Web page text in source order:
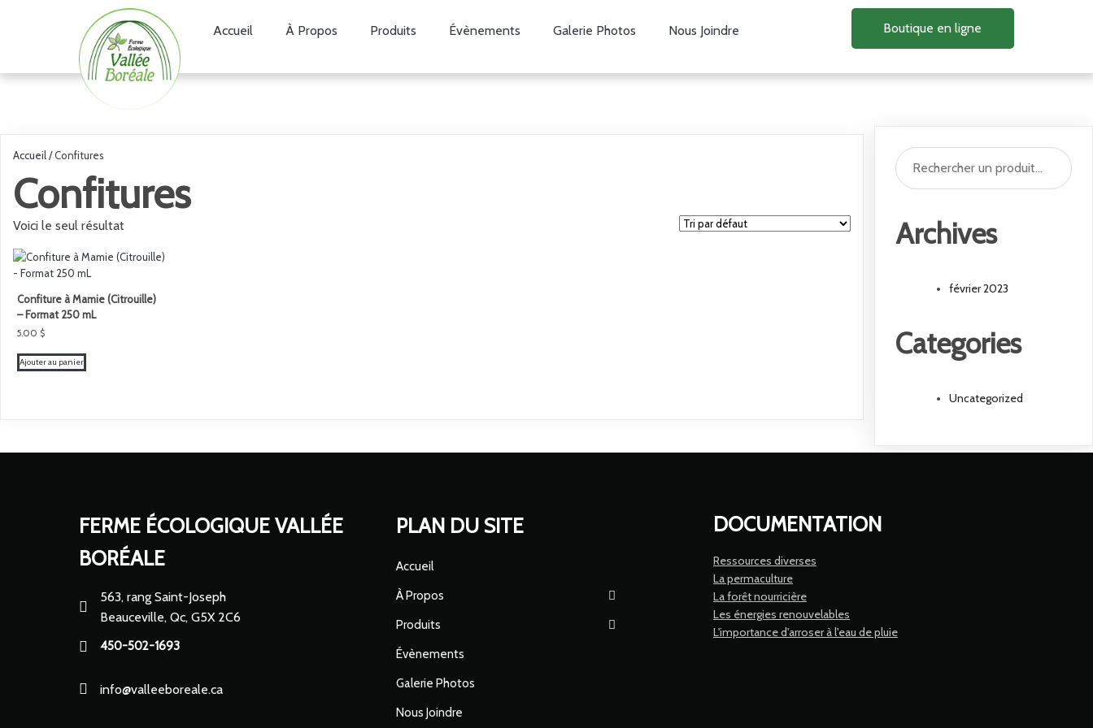
Accueil À Propos Produits Évènements Galerie Photos Nous Joindre Boutique en ligne
Accueil/ Confitures
Confitures
Voici le seul résultat
Confiture à Mamie (Citrouille)
– Format 250 mL
5.00 $
Ajouter au panier
Archives
février 2023
Categories
Uncategorized
FERME ÉCOLOGIQUE VALLÉE
BORÉALE
563, rang Saint-Joseph
Beauceville, Qc, G5X 2C6
450-502-1693
info@valleeboreale.ca
PLAN DU SITE
Accueil
À Propos
Produits
Évènements
Galerie Photos
Nous Joindre
DOCUMENTATION
Ressources diverses
La permaculture
La forêt nourricière
Les énergies renouvelables
L'importance d'arroser à l'eau de pluie